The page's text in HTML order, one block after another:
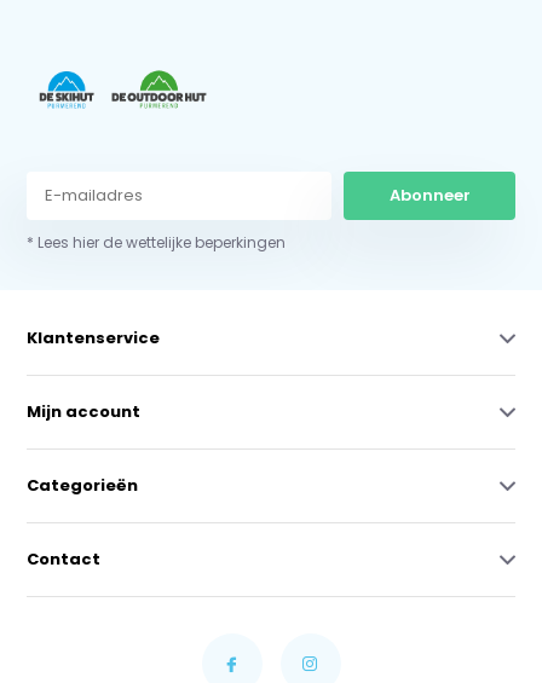
Abonneer
* Lees hier de wettelijke beperkingen
Klantenservice
Mijn account
Categorieën
Contact